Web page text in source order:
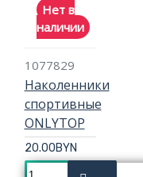
Нет в
наличии
1077829
Наколенники
спортивные
ONLYTOP
20.00BYN